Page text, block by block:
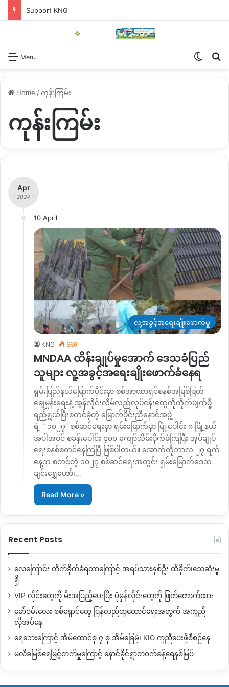
Support KNG
Menu
Home /ကုန်းကြမ်း
ကုန်းကြမ်း
Apr
- 2024 -
10 April
လူ့အခွင့်အရေးချိုးဖောက်မှု
KNG 666
MNDAA ထိန်းချုပ်မှုအောက် ဒေသခံပြည်
သူများ လူ့အခွင့်အရေးချိုးဖောက်ခံနေရ
ရှမ်းပြည်နယ်မြောက်ပိုင်းမှာ စစ်အာဏာရှင်စနစ်အမြစ်ဖြတ်
ချေမှုန်းရေးနဲ့ အွန်လိုင်းလိမ်လည်လုပ်ငန်းတွေကိုတိုက်ဖျက်ဖို့
ရည်ရွယ်ပြီးစတင်ခဲ့တဲ့ မြောက်ပိုင်းညီနောင်အဖွဲ့
ရဲ့ “ ၁၀၂၇” စစ်ဆင်ရေးမှာ ရှမ်းမြောက်မှာ မြို့ပေါင်း ၈ မြို့နယ်
အပါအဝင် စခန်းပေါင်း ၄၀၀ ကျော်သိမ်းပိုက်ခဲ့ကြပြီး အုပ်ချုပ်
ရေးစနစ်စတင်နေကြပြီ ဖြစ်ပါတယ်။ အောက်တိုဘာလ ၂၇ ရက်
နေ့က စတင်တဲ့ ၁၀၂၇ စစ်ဆင်ရေးအတွင်း ရှမ်းမြောက်ဒေသ
ချင်းရွှေဟော်၊…
Read More »
Recent Posts
လေကြောင်း တိုက်ခိုက်ခံရတာကြောင့် အရပ်သားနှစ်ဦး ထိခိုက်၊သေဆုံးမှု
ရှိ
VIP လိုင်းတွေကို မီးအပြည့်ပေးပြီး ပုံမှန်လိုင်းတွေကို ဖြတ်တောက်ထား
မော်ဝမ်းလေး စစ်ရှောင်တွေ ပြန်လည်ထူထောင်ရေးအတွက် အကူညီ
လိုအပ်နေ
ရေဘေးကြောင့် အိမ်ထောင်စု ၇ စု အိမ်ခြေမဲ့၊ KIO ကူညီပေးဖို့စီစဉ်နေ
မလိခမြစ်ရေမြင့်တက်မှုကြောင့် နောင်ခိုင်ရွာတဝက်ခန့်ရေနစ်မြှပ်